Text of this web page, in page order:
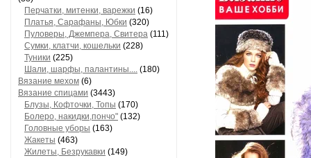
Перчатки, митенки, варежки (16)
Платья, Сарафаны, Юбки (320)
Пуловеры, Джемпера, Свитера (111)
Сумки, клатчи, кошельки (228)
Туники (225)
Шали, шарфы, палантины.... (180)
Вязание мехом (6)
Вязание спицами (3443)
Блузы, Кофточки, Топы (170)
Болеро, накидки,пончо" (132)
Головные уборы (163)
Жакеты (463)
Жилеты, Безрукавки (149)